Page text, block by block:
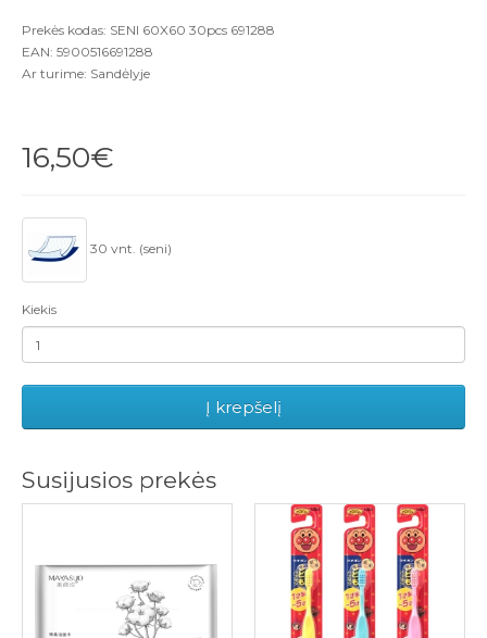
Prekės kodas: SENI 60X60 30pcs 691288
EAN: 5900516691288
Ar turime: Sandėlyje
16,50€
30 vnt. (seni)
Kiekis
Į krepšelį
Susijusios prekės